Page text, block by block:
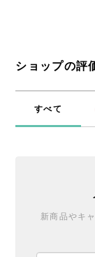
ショップの評
すべて
新商品やキ